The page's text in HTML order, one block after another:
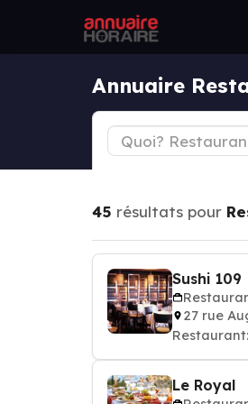
Annuaire
45 résultats pour
Sushi 109
27 rue
Le Royal